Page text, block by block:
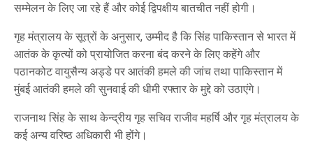
सम्मेलन के लिए जा रहे हैं और कोई द्विपक्षीय बातचीत नहीं होगी।
गृह मंत्रालय के सूत्रों के अनुसार, उम्मीद है कि सिंह पाकिस्तान से भारत में
आतंक के कृत्यों को प्रायोजित करना बंद करने के लिए कहेंगे और
पठानकोट वायुसैन्य अड्डे पर आतंकी हमले की जांच तथा पाकिस्तान में
मुंबई आतंकी हमले की सुनवाई की धीमी रफ्तार के मुद्दे को उठाएंगे।
राजनाथ सिंह के साथ केन्द्रीय गृह सचिव राजीव महर्षि और गृह मंत्रालय के
कई अन्य वरिष्ठ अधिकारी भी होंगे।